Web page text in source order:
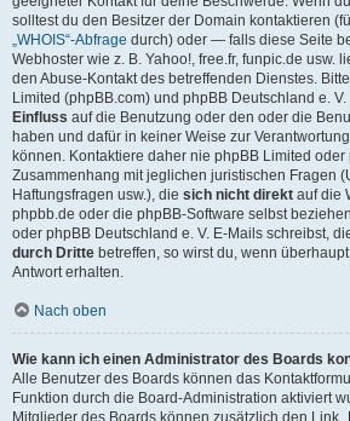
solltest du den Besitzer der Domain kontaktieren
„WHOIS“-Abfrage durch) oder — falls diese Seite
Webhoster wie z. B. Yahoo!, free.fr, funpic.de usw.
den Abuse-Kontakt des betreffenden Dienstes.
Limited (phpBB.com) und phpBB Deutschland e.
Einfluss auf die Benutzung oder den oder die
haben und dafür in keiner Weise zur
können. Kontaktiere daher nie phpBB Limited
Zusammenhang mit jeglichen juristischen Fragen
Haftungsfragen usw.), die sich nicht direkt auf die
phpbb.de oder die phpBB-Software selbst
oder phpBB Deutschland e. V. E-Mails schreibst,
durch Dritte betreffen, so wirst du, wenn
Antwort erhalten.
Nach oben
Wie kann ich einen Administrator des Boards
Alle Benutzer des Boards können das
Funktion durch die Board-Administration aktiviert
Mitglieder des Boards können zusätzlich den Link